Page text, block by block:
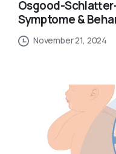
Osgood-
Symptome &
November 21, 2024